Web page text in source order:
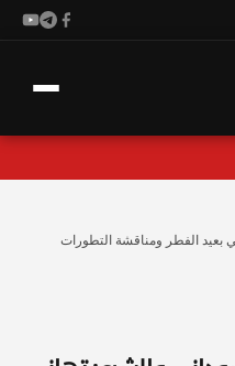
بعيد الفطر ومناقشة التطورات